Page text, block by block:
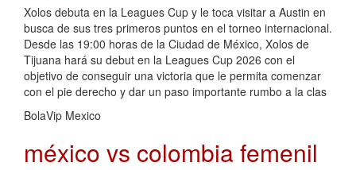
Xolos debuta en la Leagues Cup y le toca visitar a Austin en
busca de sus tres primeros puntos en el torneo internacional.
Desde las 19:00 horas de la Ciudad de México, Xolos de
Tijuana hará su debut en la Leagues Cup 2026 con el
objetivo de conseguir una victoria que le permita comenzar
con el pie derecho y dar un paso importante rumbo a la clas
BolaVip Mexico
méxico vs colombia femenil